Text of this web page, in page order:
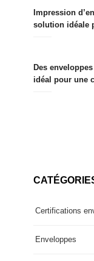
Impression
solution idéale
Des
idéal pour une
Certifications
Enveloppes